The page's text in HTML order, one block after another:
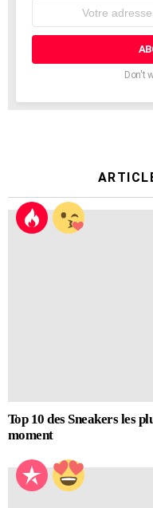
courrier
Don't
Top 10 des Sneakers les
moment